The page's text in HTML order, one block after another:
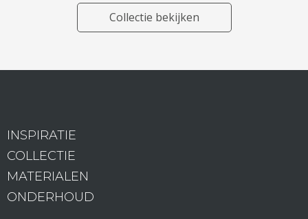
Collectie bekijken
INSPIRATIE
COLLECTIE
MATERIALEN
ONDERHOUD